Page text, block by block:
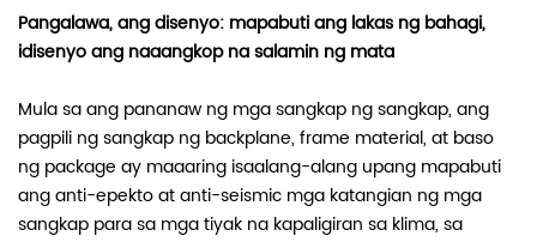
Pangalawa, ang disenyo: mapabuti ang lakas ng bahagi,
idisenyo ang naaangkop na salamin ng mata
Mula sa ang pananaw ng mga sangkap ng sangkap, ang
pagpili ng sangkap ng backplane, frame material, at baso
ng package ay maaaring isaalang-alang upang mapabuti
ang anti-epekto at anti-seismic mga katangian ng mga
sangkap para sa mga tiyak na kapaligiran sa klima, sa